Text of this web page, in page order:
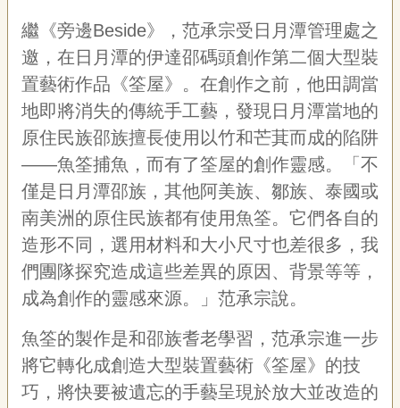
繼《旁邊Beside》，范承宗受日月潭管理處之
邀，在日月潭的伊達邵碼頭創作第二個大型裝
置藝術作品《筌屋》。在創作之前，他田調當
地即將消失的傳統手工藝，發現日月潭當地的
原住民族邵族擅長使用以竹和芒萁而成的陷阱
——魚筌捕魚，而有了筌屋的創作靈感。「不
僅是日月潭邵族，其他阿美族、鄒族、泰國或
南美洲的原住民族都有使用魚筌。它們各自的
造形不同，選用材料和大小尺寸也差很多，我
們團隊探究造成這些差異的原因、背景等等，
成為創作的靈感來源。」范承宗說。
魚筌的製作是和邵族耆老學習，范承宗進一步
將它轉化成創造大型裝置藝術《筌屋》的技
巧，將快要被遺忘的手藝呈現於放大並改造的